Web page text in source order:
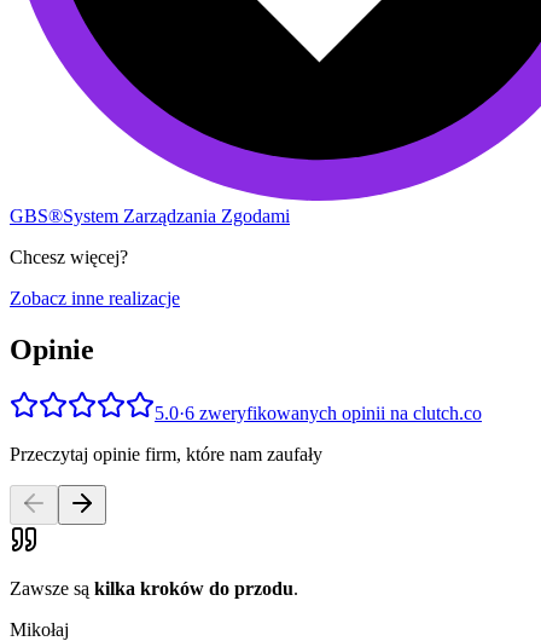
GBS®System Zarządzania Zgodami
Chcesz więcej?
Zobacz inne realizacje
Opinie
5.0·6 zweryfikowanych opinii na clutch.co
Przeczytaj opinie firm, które nam zaufały
Zawsze są kilka kroków do przodu.
Mikołaj